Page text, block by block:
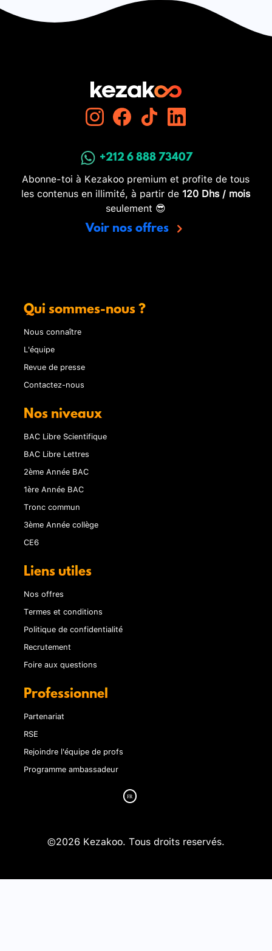
+212 6 888 73407
Abonne-toi à Kezakoo premium et profite de tous
les contenus en illimité, à partir de 120 Dhs / mois
seulement 😎
Voir nos offres
Qui sommes-nous ?
Nous connaître
L'équipe
Revue de presse
Contactez-nous
Nos niveaux
BAC Libre Scientifique
BAC Libre Lettres
2ème Année BAC
1ère Année BAC
Tronc commun
3ème Année collège
CE6
Liens utiles
Nos offres
Termes et conditions
Politique de confidentialité
Recrutement
Foire aux questions
Professionnel
Partenariat
RSE
Rejoindre l'équipe de profs
Programme ambassadeur
©2026 Kezakoo. Tous droits reservés.